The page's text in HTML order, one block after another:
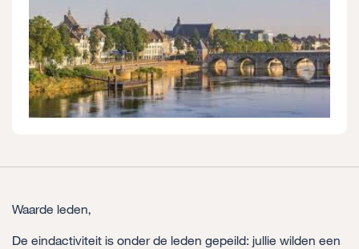
Waarde leden,
De eindactiviteit is onder de leden gepeild: jullie wilden een